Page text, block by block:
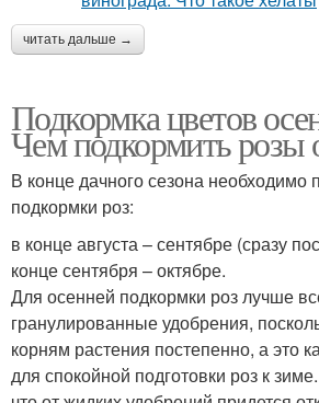
читать дальше →
Подкормка цветов
Чем подкормить розы
В конце дачного сезона необходимо
подкормки роз:
в конце августа – сентябре (сразу
конце сентября – октябре.
Для осенней подкормки роз лучше
гранулированные удобрения,
корням растения постепенно, а это
для спокойной подготовки роз к